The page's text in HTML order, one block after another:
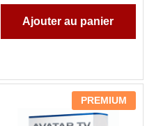
Ajouter au panier
PREMIUM